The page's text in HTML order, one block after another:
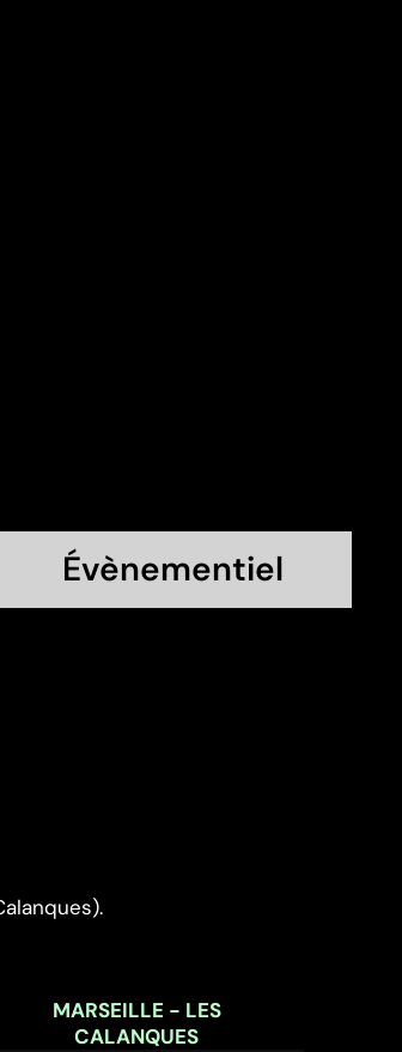
Évènementiel
MARSEILLE - LES
CALANQUES